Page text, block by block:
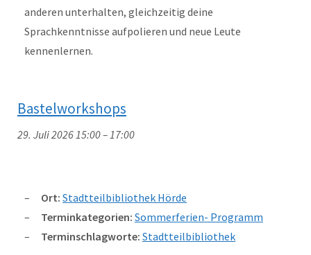
anderen unterhalten, gleichzeitig deine
Sprachkenntnisse aufpolieren und neue Leute
kennenlernen.
Bastelworkshops
29. Juli 2026 15:00–17:00
Ort: Stadtteilbibliothek Hörde
Terminkategorien: Sommerferien- Programm
Terminschlagworte: Stadtteilbibliothek